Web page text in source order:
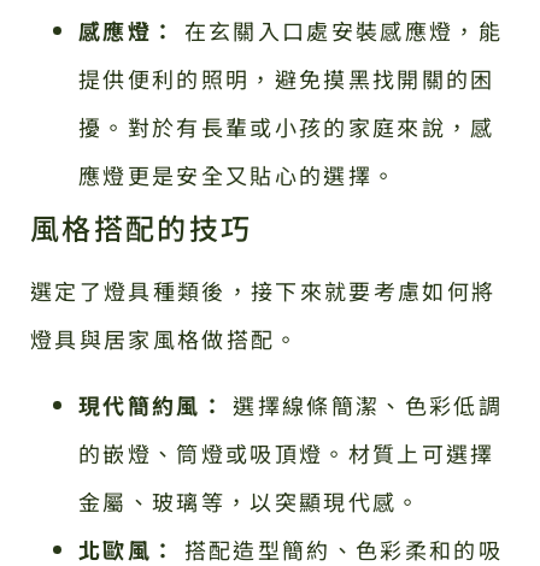
感應燈：
在玄關入口處安裝感應燈，能
提供便利的照明，避免摸黑找開關的困
擾。對於有長輩或小孩的家庭來說，感
應燈更是安全又貼心的選擇。
風格搭配的技巧
選定了燈具種類後，接下來就要考慮如何將
燈具與居家風格做搭配。
現代簡約風： 選擇線條簡潔、色彩低調
的嵌燈、筒燈或吸頂燈。材質上可選擇
金屬、玻璃等，以突顯現代感。
北歐風：
搭配造型簡約、色彩柔和的吸